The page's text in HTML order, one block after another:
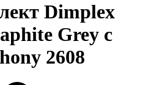
Dimplex
Grey с
2608